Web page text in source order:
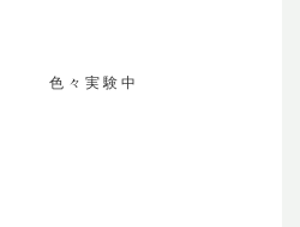
色々実験中